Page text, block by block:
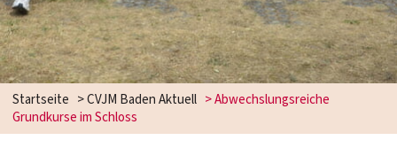
Startseite >CVJM Baden Aktuell >Abwechslungsreiche
Grundkurse im Schloss